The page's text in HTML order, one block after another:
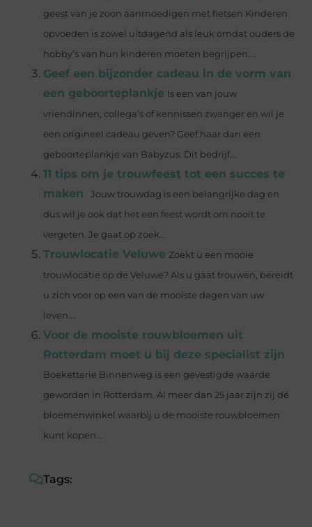
geest van je zoon aanmoedigen met fietsen Kinderen
opvoeden is zowel uitdagend als leuk omdat ouders de
hobby’s van hun kinderen moeten begrijpen....
Geef een bijzonder cadeau in de vorm van
een geboorteplankje Is een van jouw
vriendinnen, collega’s of kennissen zwanger en wil je
een origineel cadeau geven? Geef haar dan een
geboorteplankje van Babyzus. Dit bedrijf...
11 tips om je trouwfeest tot een succes te
maken
Jouw trouwdag is een belangrijke dag en
dus wil je ook dat het een feest wordt om nooit te
vergeten. Je gaat op zoek...
Trouwlocatie Veluwe Zoekt u een mooie
trouwlocatie op de Veluwe? Als u gaat trouwen, bereidt
u zich voor op een van de mooiste dagen van uw
leven....
Voor de mooiste rouwbloemen uit
Rotterdam moet u bij deze specialist zijn
Boeketterie Binnenweg is een gevestigde waarde
geworden in Rotterdam. Al meer dan 25 jaar zijn zij dé
bloemenwinkel waarbij u de mooiste rouwbloemen
kunt kopen...
Tags: